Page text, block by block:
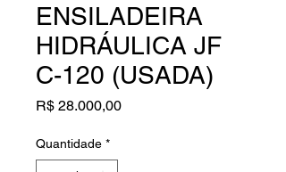
ENSILADEIRA
HIDRÁULICA JF
C-120 (USADA)
R$ 28.000,00Preço
Quantidade *